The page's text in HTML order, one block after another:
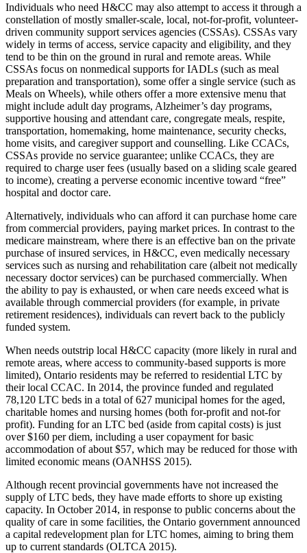
Individuals who need H&CC may also attempt to access it through a
constellation of mostly smaller-scale, local, not-for-profit, volunteer-
driven community support services agencies (CSSAs). CSSAs vary
widely in terms of access, service capacity and eligibility, and they
tend to be thin on the ground in rural and remote areas. While
CSSAs focus on nonmedical supports for IADLs (such as meal
preparation and transportation), some offer a single service (such as
Meals on Wheels), while others offer a more extensive menu that
might include adult day programs, Alzheimer’s day programs,
supportive housing and attendant care, congregate meals, respite,
transportation, homemaking, home maintenance, security checks,
home visits, and caregiver support and counselling. Like CCACs,
CSSAs provide no service guarantee; unlike CCACs, they are
required to charge user fees (usually based on a sliding scale geared
to income), creating a perverse economic incentive toward “free”
hospital and doctor care.
Alternatively, individuals who can afford it can purchase home care
from commercial providers, paying market prices. In contrast to the
medicare mainstream, where there is an effective ban on the private
purchase of insured services, in H&CC, even medically necessary
services such as nursing and rehabilitation care (albeit not medically
necessary doctor services) can be purchased commercially. When
the ability to pay is exhausted, or when care needs exceed what is
available through commercial providers (for example, in private
retirement residences), individuals can revert back to the publicly
funded system.
When needs outstrip local H&CC capacity (more likely in rural and
remote areas, where access to community-based supports is more
limited), Ontario residents may be referred to residential LTC by
their local CCAC. In 2014, the province funded and regulated
78,120 LTC beds in a total of 627 municipal homes for the aged,
charitable homes and nursing homes (both for-profit and not-for
profit). Funding for an LTC bed (aside from capital costs) is just
over $160 per diem, including a user copayment for basic
accommodation of about $57, which may be reduced for those with
limited economic means (OANHSS 2015).
Although recent provincial governments have not increased the
supply of LTC beds, they have made efforts to shore up existing
capacity. In October 2014, in response to public concerns about the
quality of care in some facilities, the Ontario government announced
a capital redevelopment plan for LTC homes, aiming to bring them
up to current standards (OLTCA 2015).